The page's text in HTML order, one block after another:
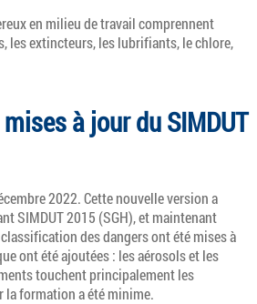
en milieu de travail comprennent
les extincteurs, les lubrifiants, le chlore,
à jour du SIMDUT
2022. Cette nouvelle version a
SIMDUT 2015 (SGH), et maintenant
des dangers ont été mises à
ont été ajoutées : les aérosols et les
touchent principalement les
formation a été minime.